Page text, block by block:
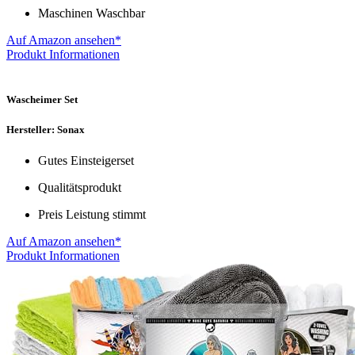
Maschinen Waschbar
Auf Amazon ansehen*
Produkt Informationen
Wascheimer Set
Hersteller: Sonax
Gutes Einsteigerset
Qualitätsprodukt
Preis Leistung stimmt
Auf Amazon ansehen*
Produkt Informationen